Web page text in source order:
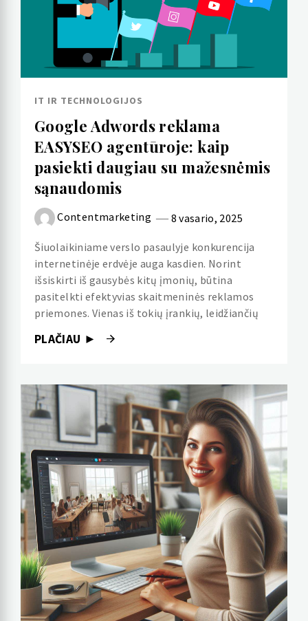
IT IR TECHNOLOGIJOS
Google Adwords reklama
EASYSEO agentūroje: kaip
pasiekti daugiau su mažesnėmis
sąnaudomis
Contentmarketing 8 vasario, 2025
Šiuolaikiniame verslo pasaulyje konkurencija
internetinėje erdvėje auga kasdien. Norint
išsiskirti iš gausybės kitų įmonių, būtina
pasitelkti efektyvias skaitmeninės reklamos
priemones. Vienas iš tokių įrankių, leidžiančių
PLAČIAU ►